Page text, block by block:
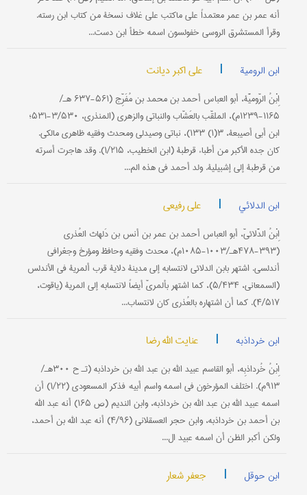
أنه عمر بن عمر معتمداً علی ماكتب علی غلاف نسخة من كتاب ابن رسته.
وقرأ المستشرق الروسي خفولسون اسمه خطأ ابن دست...
ابن الرومیة | علی اکبر دیانت
اِبْنُ الرّومیَّة، أبو العباس أحمد بن محمد بن مُفَرِّج (۵۶۱-۶۳۷ هـ/
۱۱۶۵-۱۲۳۹م)، الملقّب بالعَشّاب والنباتي والزهري (المنذري، ۳/۵۳۰-۵۳۱؛
ابن أبي أصیبعة، ۳(۱) ۱۳۳)، نباتي وصیدلي ومحدث وفقیه ظاهري مالكي.
كان جده الأكبر من أطباء قرطبة (ابن الخطیب، ۱/۲۱۵). وقد هاجرت أسرته
من قرطبة إلی إشبیلیة. ولد أحمد في هذه الم...
ابن الدلائي | علی رفیعی
اِبْنُ الدَّلائيّ، أبو العباس أحمد بن عمر بن أنس بن دَلهاث العُذري
(۳۹۳-۴۷۸هـ/۱۰۰۳-۱۰۸۵م)، محدث وفقیه وحافظ ومؤرخ وجغرافي
أندلسي. اشتهر بابن الدلائي لانتسابه إلی مدینة دلایة قرب ألمریة في الأندلس
(السمعاني، ۵/۴۳۴)، كما اشتهر بألمريّ أیضاً لانتسابه إلی المریة (یاقوت،
۴/۵۱۷). كما أن اشتهاره بالعُذري كان لانتساب...
ابن خرداذبه | عنایت الله رضا
اِبْنُ خُرداذبِه، أبو القاسم عبید الله بن عبد الله بن خرداذبه (تـ ح ۳۰۰هـ/
۹۱۳م). اختلف المؤرخون في اسمه واسم أبیه: فذكر المسعودي (۱/۲۲) أن
اسمه عبید الله بن عبد الله بن خرداذبه، وابن الندیم (ص ۱۶۵) أنه عبد الله
بن أحمد بن خرداذبه، وابن حجر العسقلاني (۴/۹۶) أنه عبد الله بن أحمد،
ولكن أكبر الظن أن اسمه عبید ال...
ابن حوقل | جعفر شعار